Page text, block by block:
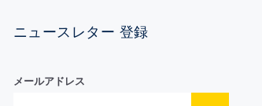
ニュースレター 登録
メールアドレス